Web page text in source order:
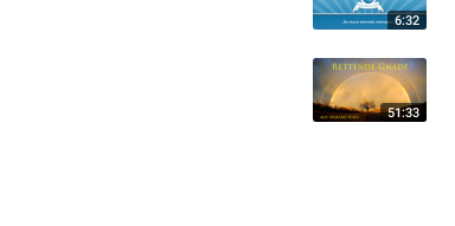
6:32
51:33